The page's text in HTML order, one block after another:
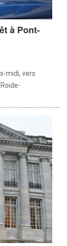
à Pont-
midi, vers